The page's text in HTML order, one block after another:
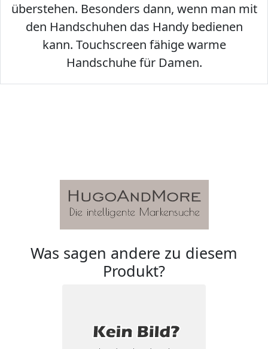
überstehen. Besonders dann, wenn man mit
den Handschuhen das Handy bedienen
kann. Touchscreen fähige warme
Handschuhe für Damen.
Was sagen andere zu diesem
Produkt?